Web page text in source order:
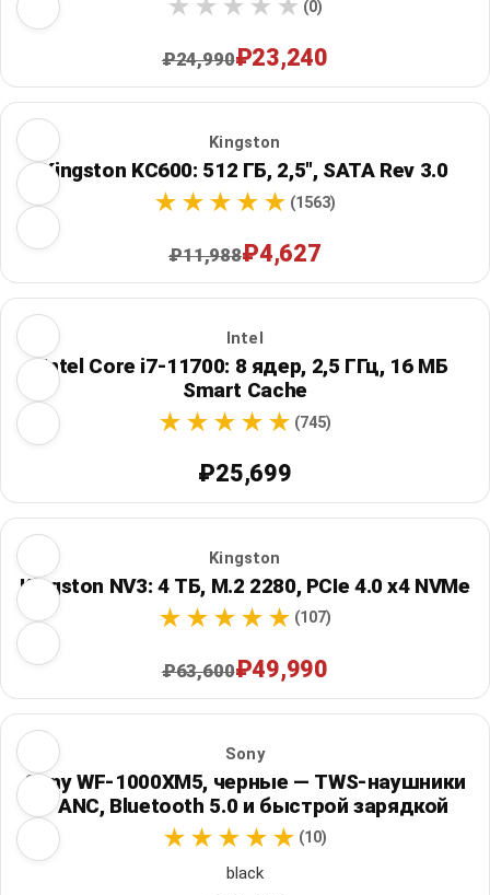
(0)
₽24,990₽23,240
Kingston
Kingston KC600: 512 ГБ, 2,5", SATA Rev 3.0
(1563)
₽11,988₽4,627
Intel
Intel Core i7-11700: 8 ядер, 2,5 ГГц, 16 МБ
Smart Cache
(745)
₽25,699
Kingston
Kingston NV3: 4 ТБ, M.2 2280, PCIe 4.0 x4 NVMe
(107)
₽63,600₽49,990
Sony
Sony WF-1000XM5, черные — TWS-наушники
с ANC, Bluetooth 5.0 и быстрой зарядкой
(10)
black